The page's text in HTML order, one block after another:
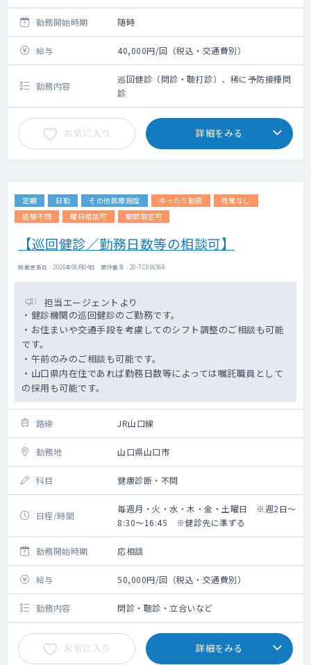
勤務開始時間は巡回先により都度変更あり
勤務開始時期
随時
給与 40,000円/回（税込・交通費別）
勤務内容
巡回健診（問診・聴打診）、稀に予防接種問
診
お気に入り 詳細をみる
定期 日勤 その他医療施設 ゆったり勤務
残業なし
経験不問
曜日相談可 期間限定可
【巡回健診／勤務日数等の相談可】
掲載更新日 : 2026年08月04日 案件番号 : 20-TC016568
担当エージェントより
・健診機関の巡回健診のご勤務です。
・お住まいや交通手段を考慮してのシフト調整のご相談も可能
です。
・午前のみのご相談も可能です。
・山口県内在住であれば勤務日数等によっては嘱託職員として
の採用も可能です。
路線 JR山口線
勤務地 山口県山口市
科目 健康診断・不問
日程/時間
毎週月・火・水・木・金・土曜日 ※週2日～
8:30～16:45 ※健診先に準ずる
勤務開始時期 応相談
給与 50,000円/回（税込・交通費別）
勤務内容 問診・聴診・立合いなど
お気に入り 詳細をみる